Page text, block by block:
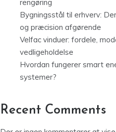
rengøring
Bygningsstål til erhverv:
og præcision afgørende
Velfac vinduer: fordele,
vedligeholdelse
Hvordan fungerer smart
systemer?
Recent Comments